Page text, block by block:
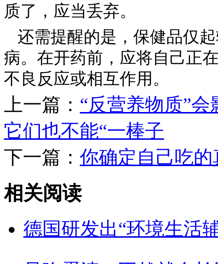
质了，应当丢弃。
还需提醒的是，保健品仅
病。在开药前，应将自己正
不良反应或相互作用。
上一篇： “反营养物质”
它们也不能“一棒子
下一篇： 你确定自己吃
相关阅读
德国研发出“环境生活